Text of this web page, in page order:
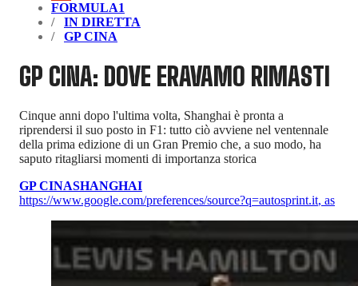
FORMULA1
IN DIRETTA
GP CINA
GP CINA: DOVE ERAVAMO RIMASTI
Cinque anni dopo l'ultima volta, Shanghai è pronta a
riprendersi il suo posto in F1: tutto ciò avviene nel ventennale
della prima edizione di un Gran Premio che, a suo modo, ha
saputo ritagliarsi momenti di importanza storica
GP CINASHANGHAI
https://www.google.com/preferences/source?q=autosprint.it, as